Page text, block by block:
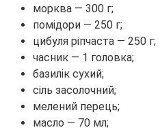
морква — 300 г;
помідори — 250 г;
цибуля ріпчаста — 250 г;
часник — 1 головка;
базилік сухий;
сіль засолочний;
мелений перець;
масло — 70 мл;